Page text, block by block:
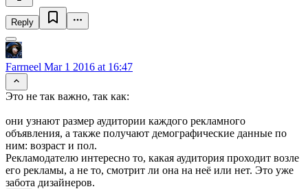
Reply
Farrneel Mar 1 2016 at 16:47
Это не так важно, так как:
они узнают размер аудитории каждого рекламного
объявления, а также получают демографические данные по
ним: возраст и пол.
Рекламодателю интересно то, какая аудитория проходит возле
его рекламы, а не то, смотрит ли она на неё или нет. Это уже
забота дизайнеров.